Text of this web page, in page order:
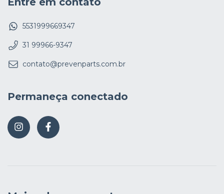
5531999669347
31 99966-9347
contato@prevenparts.com.br
Permaneça conectado